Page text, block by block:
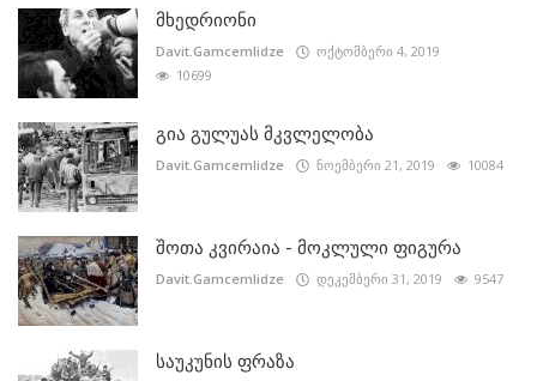
მხედრიონი
Davit.Gamcemlidze
ოქტომბერი 4, 2019
10699
გია გულუას მკვლელობა
Davit.Gamcemlidze ნოემბერი 21, 2019 10084
შოთა კვირაია - მოკლული ფიგურა
Davit.Gamcemlidze დეკემბერი 31, 2019 9547
საუკუნის ფრაზა